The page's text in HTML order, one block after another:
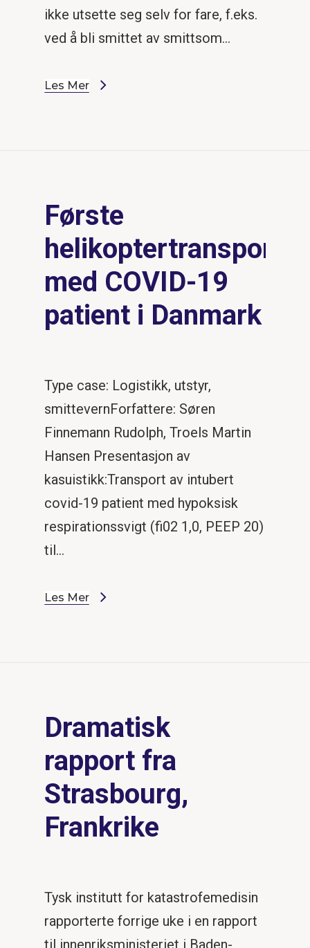
ikke utsette seg selv for fare, f.eks.
ved å bli smittet av smittsom…
Les Mer
Første
helikoptertransport
med COVID-19
patient i Danmark
Type case: Logistikk, utstyr,
smittevernForfattere: Søren
Finnemann Rudolph, Troels Martin
Hansen Presentasjon av
kasuistikk:Transport av intubert
covid-19 patient med hypoksisk
respirationssvigt (fi02 1,0, PEEP 20)
til…
Les Mer
Dramatisk
rapport fra
Strasbourg,
Frankrike
Tysk institutt for katastrofemedisin
rapporterte forrige uke i en rapport
til innenriksministeriet i Baden-